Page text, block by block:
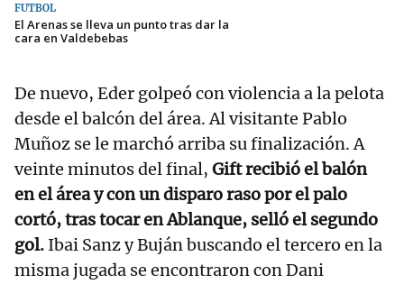
FÚTBOL
El Arenas se lleva un punto tras dar la
cara en Valdebebas
De nuevo, Eder golpeó con violencia a la pelota
desde el balcón del área. Al visitante Pablo
Muñoz se le marchó arriba su finalización. A
veinte minutos del final, Gift recibió el balón
en el área y con un disparo raso por el palo
cortó, tras tocar en Ablanque, selló el segundo
gol. Ibai Sanz y Buján buscando el tercero en la
misma jugada se encontraron con Dani